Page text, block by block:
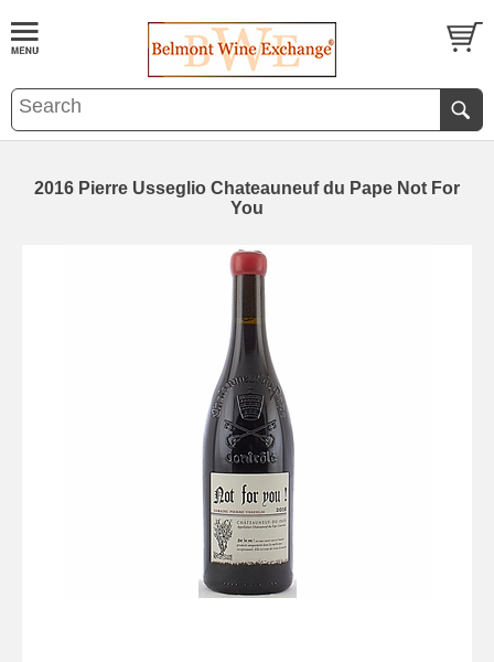
2016 Pierre Usseglio Chateauneuf du Pape Not For
You